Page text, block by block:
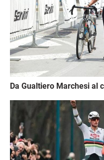
Da Gualtiero Marchesi al